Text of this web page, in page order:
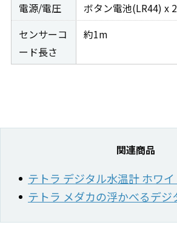
電源/電圧
ボタン電池(LR44) x
センサーコ
ード長さ
約1m
関連商品
テトラ デジタル水温計 ホワ
テトラ メダカの浮かべるデジ